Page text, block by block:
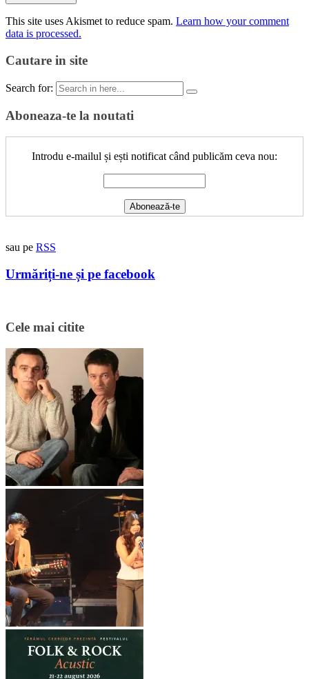
This site uses Akismet to reduce spam. Learn how your comment
data is processed.
Cautare in site
Search for:
Aboneaza-te la noutati
Introdu e-mailul și ești notificat când publicăm ceva nou:
sau pe RSS
Urmăriți-ne și pe facebook
Cele mai citite